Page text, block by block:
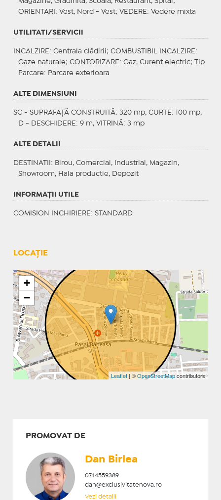
ORIENTARI : Vest, Nord - Vest; VEDERE : Vedere mixta
UTILITATI/SERVICII
INCALZIRE : Centrala clădirii; COMBUSTIBIL INCALZIRE :
Gaze naturale; CONTORIZARE : Gaz, Curent electric;
Tip
Parcare: Parcare exterioara
ALTE DIMENSIUNI
SC - SUPRAFAȚĂ CONSTRUITĂ: 320 mp, CURTE: 100 mp,
D - DESCHIDERE: 9 m, VITRINĂ: 3 mp
ALTE DETALII
DESTINATII : Birou, Comercial, Industrial, Magazin,
Showroom, Hala productie, Depozit
INFORMAŢII UTILE
COMISION INCHIRIERE: STANDARD
LOCAȚIE
+
−
Leaflet | ©OpenStreetMapcontributors
PROMOVAT DE
Dan Birlea
0744559389
dan@exclusivitatenova.ro
Vezi detalii